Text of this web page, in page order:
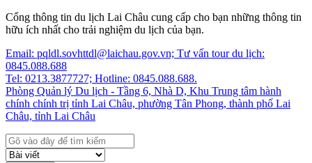
Cổng thông tin du lịch Lai Châu cung cấp cho bạn những thông tin
hữu ích nhất cho trải nghiệm du lịch của bạn.
Email: pqldl.sovhttdl@laichau.gov.vn; Tư vấn tour du lịch:
0845.088.688
Tel: 0213.3877727; Hotline: 0845.088.688.
Phòng Quản lý Du lịch - Tầng 6, Nhà D, Khu Trung tâm hành
chính chính trị tỉnh Lai Châu, phường Tân Phong, thành phố Lai
Châu, tỉnh Lai Châu